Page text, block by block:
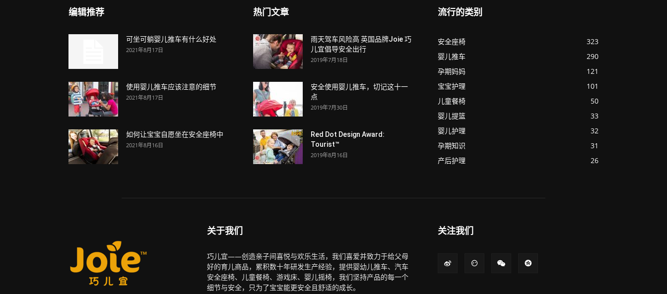
编辑推荐
可坐可躺婴儿推车有什么好处
2021年8月17日
使用婴儿推车应该注意的细节
2021年8月17日
如何让宝宝自愿坐在安全座椅中
2021年8月16日
热门文章
雨天驾车风险高 英国品牌Joie 巧
儿宜倡导安全出行
2019年7月18日
安全使用婴儿推车，切记这十一
点
2019年7月30日
Red Dot Design Award:
Tourist™
2019年8月16日
流行的类别
安全座椅
323
婴儿推车
290
孕期妈妈
121
宝宝护理
101
儿童餐椅
50
婴儿提篮
33
婴儿护理
32
孕期知识
31
产后护理
26
关于我们
巧儿宜——创造亲子间喜悦与欢乐生活，我们喜爱并致力于给父母
好的育儿商品，累积数十年研发生产经验，提供婴幼儿推车、汽车
安全座椅、儿童餐椅、游戏床、婴儿摇椅，我们坚持产品的每一个
细节与安全，只为了宝宝能更安全且舒适的成长。
关注我们